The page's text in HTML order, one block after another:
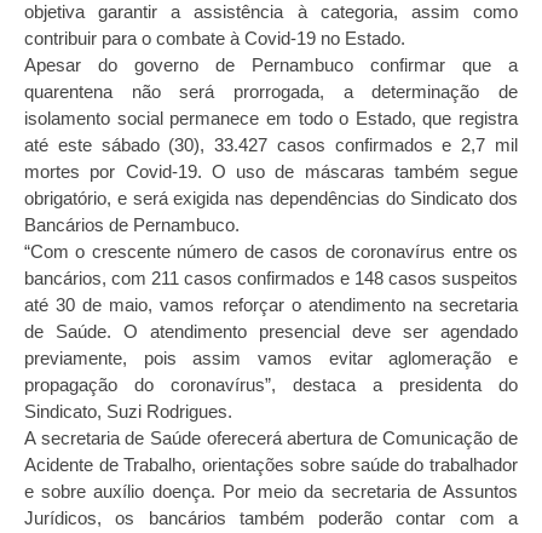
objetiva garantir a assistência à categoria, assim como
contribuir para o combate à Covid-19 no Estado.
Apesar do governo de Pernambuco confirmar que a
quarentena não será prorrogada, a determinação de
isolamento social permanece em todo o Estado, que registra
até este sábado (30), 33.427 casos confirmados e 2,7 mil
mortes por Covid-19. O uso de máscaras também segue
obrigatório, e será exigida nas dependências do Sindicato dos
Bancários de Pernambuco.
“Com o crescente número de casos de coronavírus entre os
bancários, com 211 casos confirmados e 148 casos suspeitos
até 30 de maio, vamos reforçar o atendimento na secretaria
de Saúde. O atendimento presencial deve ser agendado
previamente, pois assim vamos evitar aglomeração e
propagação do coronavírus”, destaca a presidenta do
Sindicato, Suzi Rodrigues.
A secretaria de Saúde oferecerá abertura de Comunicação de
Acidente de Trabalho, orientações sobre saúde do trabalhador
e sobre auxílio doença. Por meio da secretaria de Assuntos
Jurídicos, os bancários também poderão contar com a